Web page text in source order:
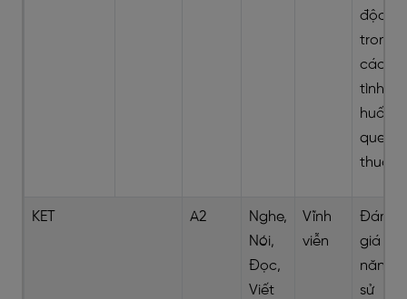
độc
trong
các
tình
huống
quen
thuộc
KET A2
Nghe,
Nói,
Đọc,
Viết
Vĩnh
viễn
Đánh
giá kỹ
năng
sử